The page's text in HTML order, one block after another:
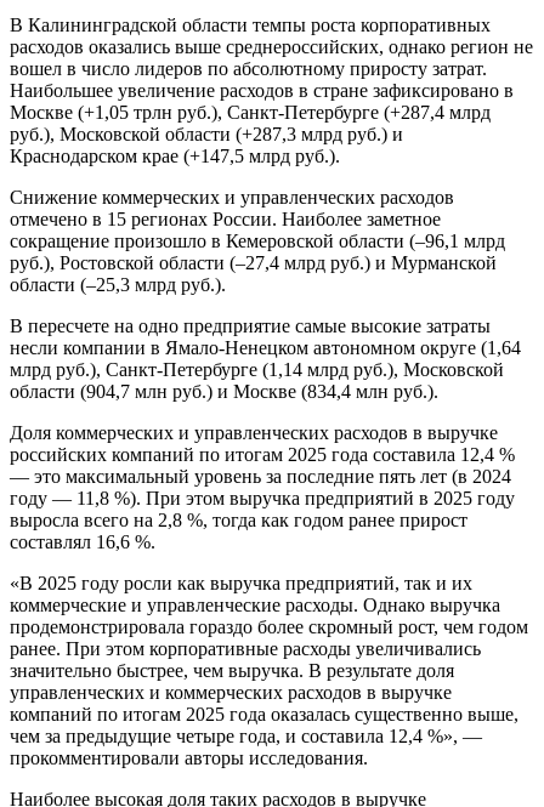
В Калининградской области темпы роста корпоративных
расходов оказались выше среднероссийских, однако регион не
вошел в число лидеров по абсолютному приросту затрат.
Наибольшее увеличение расходов в стране зафиксировано в
Москве (+1,05 трлн руб.), Санкт-Петербурге (+287,4 млрд
руб.), Московской области (+287,3 млрд руб.) и
Краснодарском крае (+147,5 млрд руб.).
Снижение коммерческих и управленческих расходов
отмечено в 15 регионах России. Наиболее заметное
сокращение произошло в Кемеровской области (–96,1 млрд
руб.), Ростовской области (–27,4 млрд руб.) и Мурманской
области (–25,3 млрд руб.).
В пересчете на одно предприятие самые высокие затраты
несли компании в Ямало-Ненецком автономном округе (1,64
млрд руб.), Санкт-Петербурге (1,14 млрд руб.), Московской
области (904,7 млн руб.) и Москве (834,4 млн руб.).
Доля коммерческих и управленческих расходов в выручке
российских компаний по итогам 2025 года составила 12,4 %
— это максимальный уровень за последние пять лет (в 2024
году — 11,8 %). При этом выручка предприятий в 2025 году
выросла всего на 2,8 %, тогда как годом ранее прирост
составлял 16,6 %.
«В 2025 году росли как выручка предприятий, так и их
коммерческие и управленческие расходы. Однако выручка
продемонстрировала гораздо более скромный рост, чем годом
ранее. При этом корпоративные расходы увеличивались
значительно быстрее, чем выручка. В результате доля
управленческих и коммерческих расходов в выручке
компаний по итогам 2025 года оказалась существенно выше,
чем за предыдущие четыре года, и составила 12,4 %», —
прокомментировали авторы исследования.
Наиболее высокая доля таких расходов в выручке